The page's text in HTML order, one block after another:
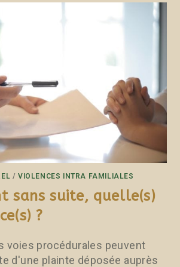
/VIOLENCES INTRA FAMILIALES
sans suite, quelle(s)
?
voies procédurales peuvent
d'une plainte déposée auprès